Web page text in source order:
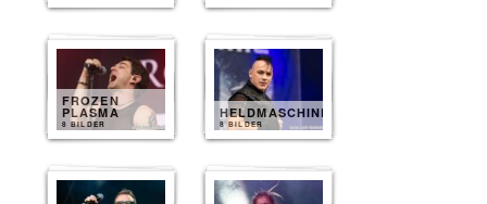
FROZEN
PLASMA
8 BILDER
HELDMASCHINE
8 BILDER